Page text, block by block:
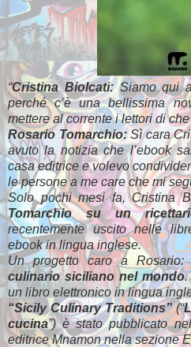
“Cristina Biolcati:Siamo qui
perché c’è una bellissima
mettere al corrente i lettori di
Rosario Tomarchio: Sì cara
avuto la notizia che l’ebook
casa editrice e volevo
le persone a me care che mi
Solo pochi mesi fa, Cristina
Tomarchio su un
recentemente uscito nelle
ebook in lingua inglese.
Un progetto caro a
culinario siciliano nel mondo.
un libro elettronico in lingua
“Sicily Culinary Traditions”(“
cucina”) è stato pubblicato
editrice Mnamon nella sezione